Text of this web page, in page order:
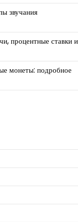
звучания
процентные ставки и
монеты: подробное